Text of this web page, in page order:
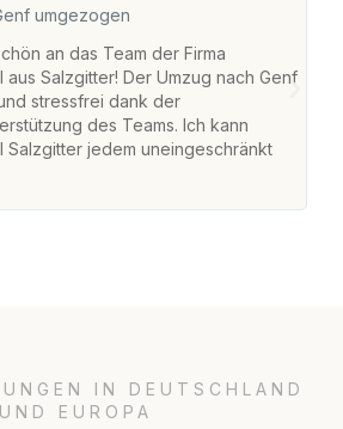
umgezogen
an das Team der Firma
aus Salzgitter! Der Umzug nach Genf
stressfrei dank der
des Teams. Ich kann
Salzgitter jedem uneingeschränkt
IN DEUTSCHLAND
UND EUROPA